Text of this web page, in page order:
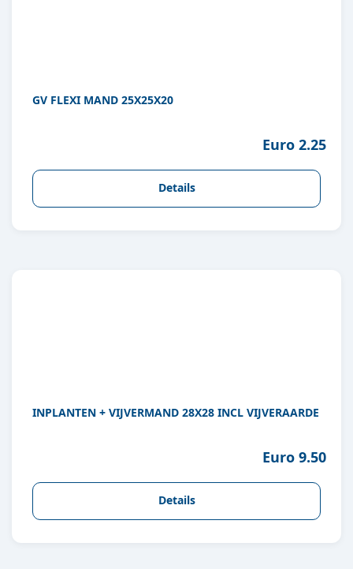
GV FLEXI MAND 25X25X20
Euro 2.25
Details
INPLANTEN + VIJVERMAND 28X28 INCL VIJVERAARDE
Euro 9.50
Details